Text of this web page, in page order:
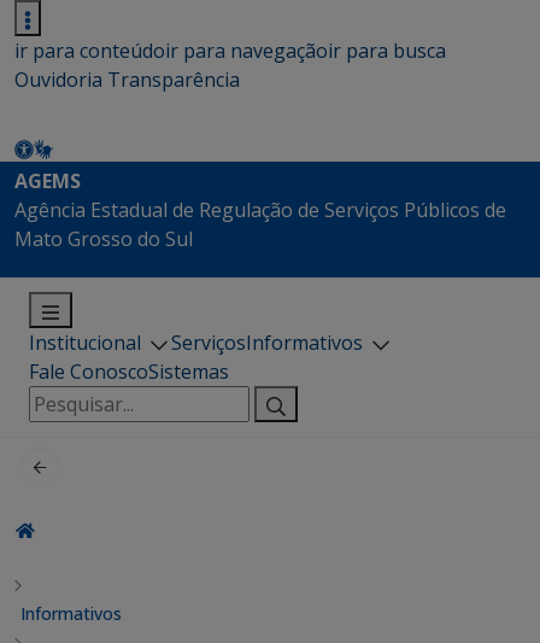
ir para conteúdoir para navegaçãoir para busca
Ouvidoria Transparência
AGEMS
Agência Estadual de Regulação de Serviços Públicos de
Mato Grosso do Sul
Institucional ServiçosInformativos
Fale ConoscoSistemas
Pesquisar
por:
Informativos